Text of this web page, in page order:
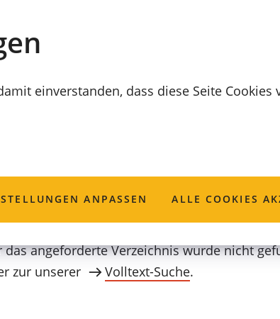
einverstanden, dass diese Seite Cookies
ANPASSEN ALLE COOKIES
angeforderte Verzeichnis wurde nicht
zur unserer Volltext-Suche.